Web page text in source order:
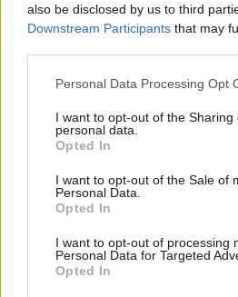
also be disclosed by us to third
Downstream Participants that may
Personal Data Processing Opt
I want to opt-out of the Sharing
personal data.
Opted In
I want to opt-out of the Sale of
Personal Data.
Opted In
I want to opt-out of processing
Personal Data for Targeted
Opted In
Η Συντακτική ομάδα του Libre
Την επισήμανση πως το
εξαρθρώσει 200
ο υπουργός Προστασίας του
Χρυσοχοΐδης.